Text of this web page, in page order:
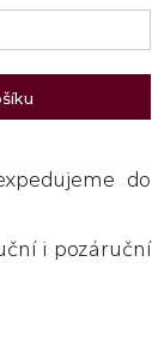
do
i pozáruční